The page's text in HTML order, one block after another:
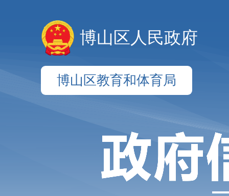
博山区人民政府
博山区教育和体育局